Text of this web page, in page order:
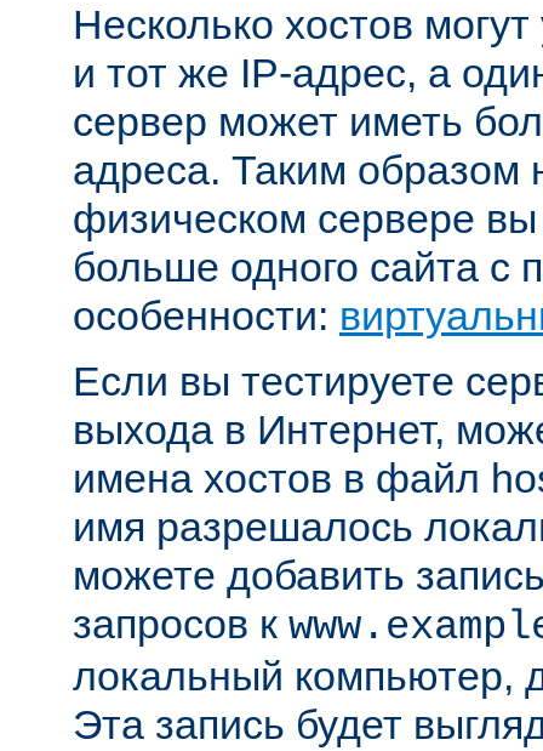
Несколько хостов
и тот же IP-адрес, а
сервер может иметь
адреса. Таким образом
физическом сервере
больше одного сайта с
особенности:
Если вы тестируете
выхода в Интернет,
имена хостов в файл
имя разрешалось
можете добавить
запросов к
локальный компьютер,
Эта запись будет